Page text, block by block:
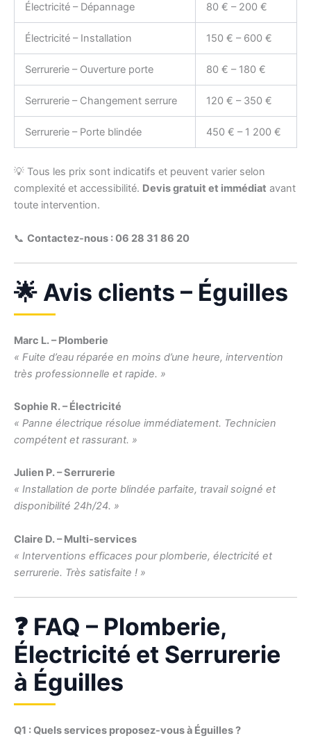
Électricité – Dépannage 80 € – 200 €
Électricité – Installation 150 € – 600 €
Serrurerie – Ouverture porte 80 € – 180 €
Serrurerie – Changement serrure 120 € – 350 €
Serrurerie – Porte blindée 450 € – 1 200 €
💡 Tous les prix sont indicatifs et peuvent varier selon
complexité et accessibilité. Devis gratuit et immédiat avant
toute intervention.
📞 Contactez-nous : 06 28 31 86 20
🌟 Avis clients – Éguilles
Marc L. – Plomberie
« Fuite d’eau réparée en moins d’une heure, intervention
très professionnelle et rapide. »
Sophie R. – Électricité
« Panne électrique résolue immédiatement. Technicien
compétent et rassurant. »
Julien P. – Serrurerie
« Installation de porte blindée parfaite, travail soigné et
disponibilité 24h/24. »
Claire D. – Multi-services
« Interventions efficaces pour plomberie, électricité et
serrurerie. Très satisfaite ! »
❓ FAQ – Plomberie,
Électricité et Serrurerie
à Éguilles
Q1 : Quels services proposez-vous à Éguilles ?